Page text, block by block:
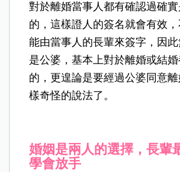
對於離婚當事人都有確認過確
的，這樣證人的簽名就會有效
能由當事人的長輩來簽字，因
是公婆，基本上對於離婚或結
的，更遑論是要經過公婆同意
樣奇怪的說法了。
婚姻是兩人的選擇，長輩
學會放手